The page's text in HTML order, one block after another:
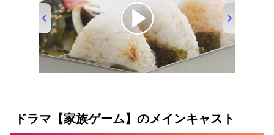
00:00/01:33
ドラマ【家族ゲーム】のメインキャスト